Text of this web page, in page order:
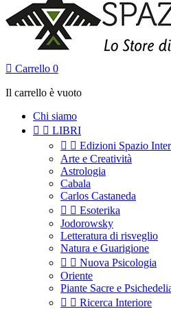
 Carrello 0
Il carrello è vuoto
Chi siamo
  LIBRI
  Edizioni Spazio
Arte e Creatività
Astrologia
Cabala
Carlos Castaneda
  Esoterika
Jodorowsky
Letteratura di risveglio
Natura e Guarigione
  Nuova Psicologia
Oriente
Piante Sacre e
  Ricerca Interiore